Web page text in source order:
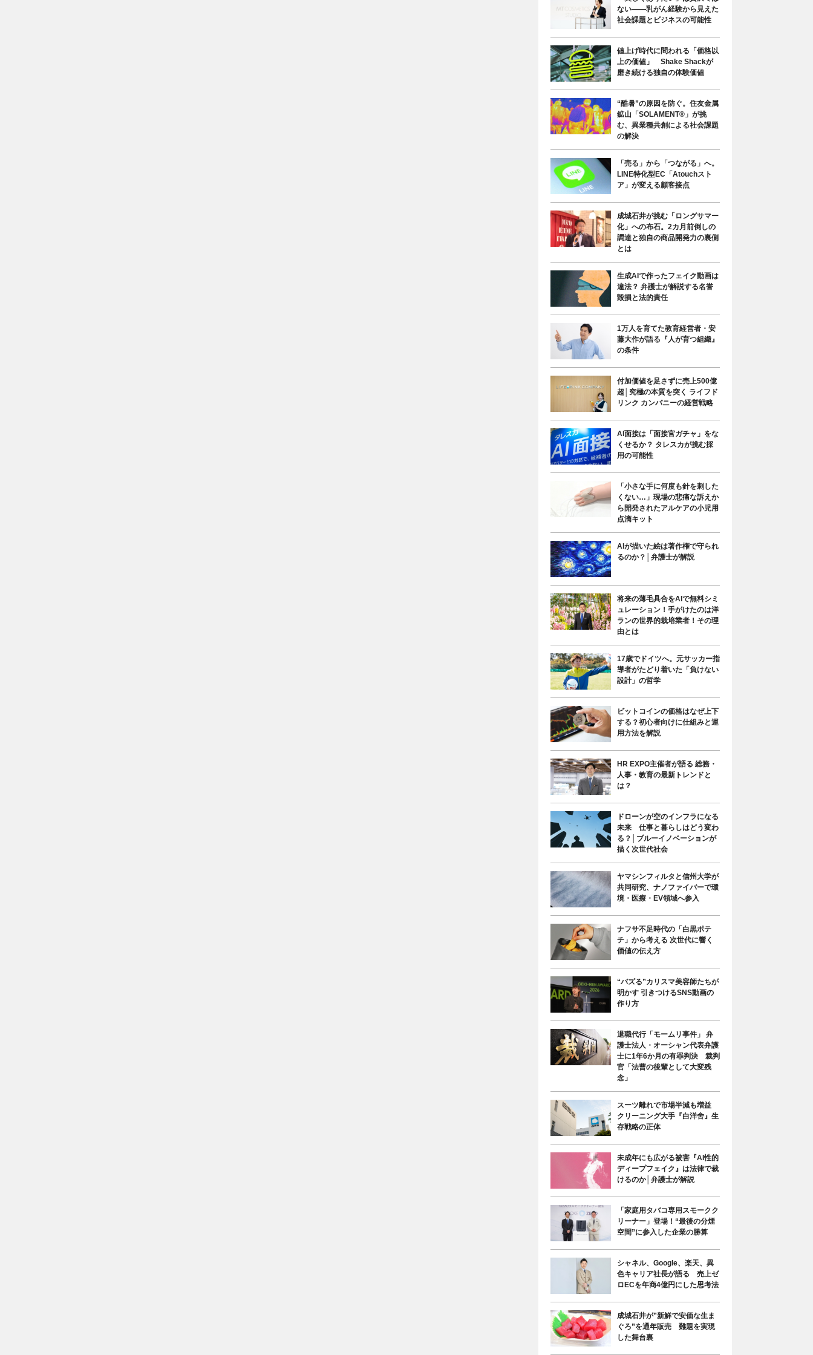
ない――乳がん経験から見えた
社会課題とビジネスの可能性
値上げ時代に問われる「価格以
上の価値」 Shake Shackが
磨き続ける独自の体験価値
“酷暑”の原因を防ぐ。住友金属
鉱山「SOLAMENT®」が挑
む、異業種共創による社会課題
の解決
「売る」から「つながる」へ。
LINE特化型EC「Atouchスト
ア」が変える顧客接点
成城石井が挑む「ロングサマー
化」への布石。2カ月前倒しの
調達と独自の商品開発力の裏側
とは
生成AIで作ったフェイク動画は
違法？ 弁護士が解説する名誉
毀損と法的責任
1万人を育てた教育経営者・安
藤大作が語る『人が育つ組織』
の条件
付加価値を足さずに売上500億
超│究極の本質を突く ライフド
リンク カンパニーの経営戦略
AI面接は「面接官ガチャ」をな
くせるか？ タレスカが挑む採
用の可能性
「小さな手に何度も針を刺した
くない…」現場の悲痛な訴えか
ら開発されたアルケアの小児用
点滴キット
AIが描いた絵は著作権で守られ
るのか？│弁護士が解説
将来の薄毛具合をAIで無料シミ
ュレーション！手がけたのは洋
ランの世界的栽培業者！その理
由とは
17歳でドイツへ。元サッカー指
導者がたどり着いた「負けない
設計」の哲学
ビットコインの価格はなぜ上下
する？初心者向けに仕組みと運
用方法を解説
HR EXPO主催者が語る 総務・
人事・教育の最新トレンドと
は？
ドローンが空のインフラになる
未来 仕事と暮らしはどう変わ
る？│ブルーイノベーションが
描く次世代社会
ヤマシンフィルタと信州大学が
共同研究、ナノファイバーで環
境・医療・EV領域へ参入
ナフサ不足時代の「白黒ポテ
チ」から考える 次世代に響く
価値の伝え方
“バズる”カリスマ美容師たちが
明かす 引きつけるSNS動画の
作り方
退職代行「モームリ事件」 弁
護士法人・オーシャン代表弁護
士に1年6か月の有罪判決 裁判
官「法曹の後輩として大変残
念」
スーツ離れで市場半減も増益
クリーニング大手『白洋舍』生
存戦略の正体
未成年にも広がる被害『AI性的
ディープフェイク』は法律で裁
けるのか│弁護士が解説
「家庭用タバコ専用スモークク
リーナー」登場！“最後の分煙
空間”に参入した企業の勝算
シャネル、Google、楽天、異
色キャリア社長が語る 売上ゼ
ロECを年商4億円にした思考法
成城石井が”新鮮で安価な生ま
ぐろ”を通年販売 難題を実現
した舞台裏